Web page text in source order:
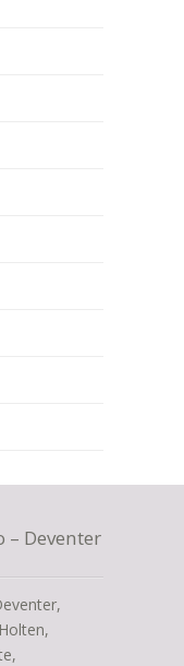
– Deventer